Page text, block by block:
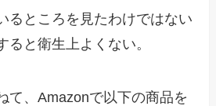
るところを見たわけではない
ると衛生上よくない。
て、Amazonで以下の商品を